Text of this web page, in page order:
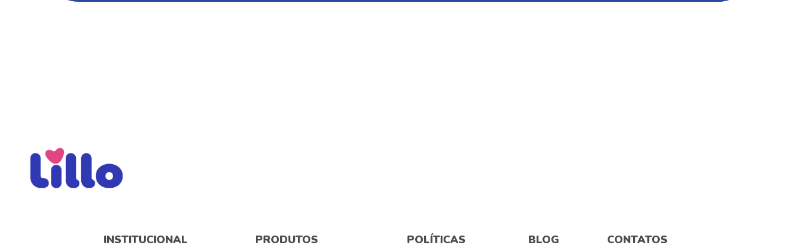
INSTITUCIONAL PRODUTOS POLÍTICAS BLOG CONTATOS